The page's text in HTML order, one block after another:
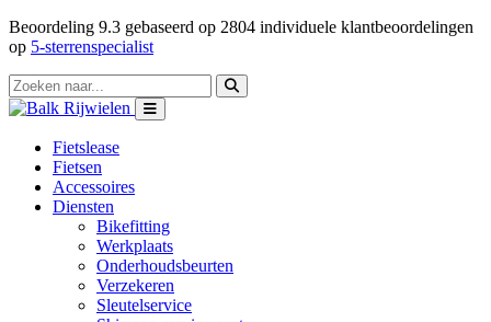
Beoordeling 9.3 gebaseerd op 2804 individuele klantbeoordelingen
op 5-sterrenspecialist
Fietslease
Fietsen
Accessoires
Diensten
Bikefitting
Werkplaats
Onderhoudsbeurten
Verzekeren
Sleutelservice